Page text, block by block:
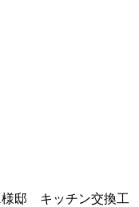
邸 キッチン交換工